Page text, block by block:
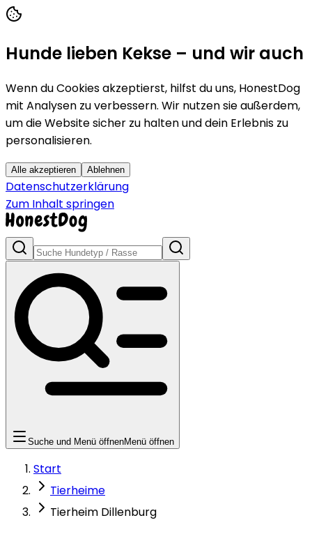
Hunde lieben Kekse – und wir auch
Wenn du Cookies akzeptierst, hilfst du uns, HonestDog
mit Analysen zu verbessern. Wir nutzen sie außerdem,
um die Website sicher zu halten und dein Erlebnis zu
personalisieren.
Alle akzeptieren Ablehnen
Datenschutzerklärung
Zum Inhalt springen
Suche und Menü öffnenMenü öffnen
Start
Tierheime
Tierheim Dillenburg